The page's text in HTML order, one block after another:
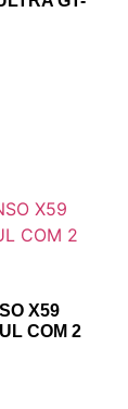
X59
COM 2